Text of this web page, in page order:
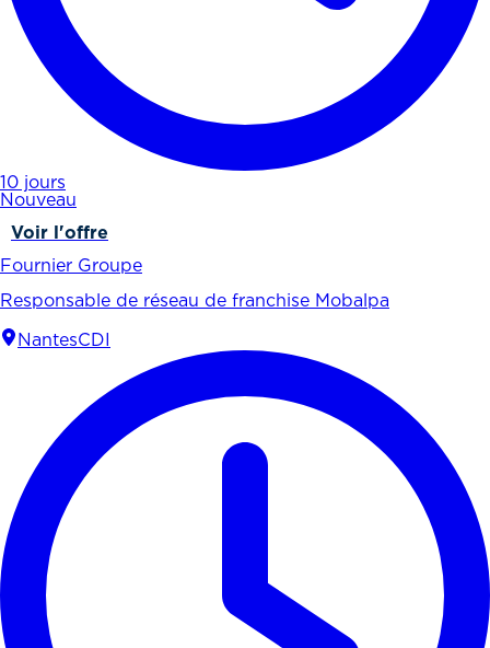
10 jours
Nouveau
Voir l'offre
Fournier Groupe
Responsable de réseau de franchise Mobalpa
NantesCDI